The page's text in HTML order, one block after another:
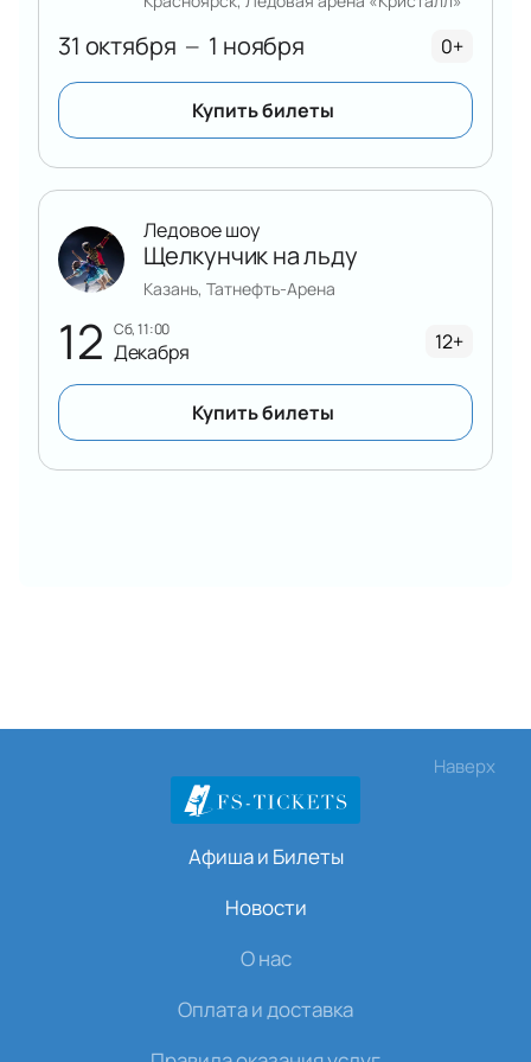
31 октября — 1 ноября 0+
Купить билеты
12 сб, 11:00
Декабря
Ледовое шоу
Щелкунчик на льду
Казань, Татнефть-Арена
12+
Купить билеты
Наверх
Афиша и Билеты
Новости
О нас
Оплата и доставка